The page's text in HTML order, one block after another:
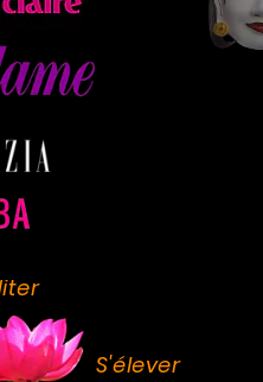
S'élever